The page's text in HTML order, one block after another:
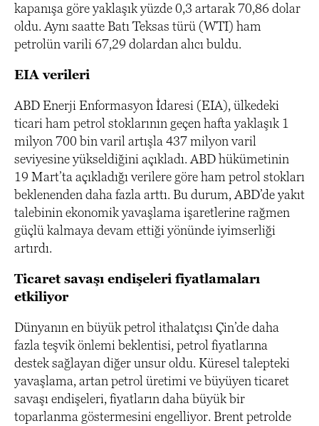
kapanışa göre yaklaşık yüzde 0,3 artarak 70,86 dolar
oldu. Aynı saatte Batı Teksas türü (WTI) ham
petrolün varili 67,29 dolardan alıcı buldu.
EIA verileri
ABD Enerji Enformasyon İdaresi (EIA), ülkedeki
ticari ham petrol stoklarının geçen hafta yaklaşık 1
milyon 700 bin varil artışla 437 milyon varil
seviyesine yükseldiğini açıkladı. ABD hükümetinin
19 Mart’ta açıkladığı verilere göre ham petrol stokları
beklenenden daha fazla arttı. Bu durum, ABD’de yakıt
talebinin ekonomik yavaşlama işaretlerine rağmen
güçlü kalmaya devam ettiği yönünde iyimserliği
artırdı.
Ticaret savaşı endişeleri fiyatlamaları
etkiliyor
Dünyanın en büyük petrol ithalatçısı Çin’de daha
fazla teşvik önlemi beklentisi, petrol fiyatlarına
destek sağlayan diğer unsur oldu. Küresel talepteki
yavaşlama, artan petrol üretimi ve büyüyen ticaret
savaşı endişeleri, fiyatların daha büyük bir
toparlanma göstermesini engelliyor. Brent petrolde